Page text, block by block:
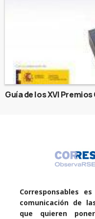
Guía de los XVI
Corresponsables
comunicación de
que quieren